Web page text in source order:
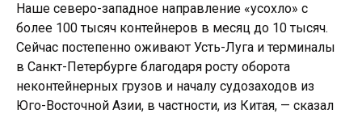
Наше северо-западное направление «усохло» с
более 100 тысяч контейнеров в месяц до 10 тысяч.
Сейчас постепенно оживают Усть-Луга и терминалы
в Санкт-Петербурге благодаря росту оборота
неконтейнерных грузов и началу судозаходов из
Юго-Восточной Азии, в частности, из Китая, — сказал